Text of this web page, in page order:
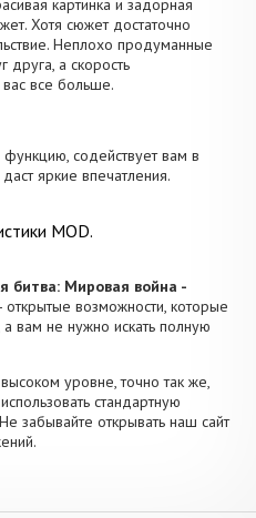
картинка и задорная
Хотя сюжет достаточно
Неплохо продуманные
друга, а скорость
все больше.
содействует вам в
яркие впечатления.
MOD.
битва: Мировая война -
- открытые возможности, которые
вам не нужно искать полную
уровне, точно так же,
стандартную
забывайте открывать наш сайт